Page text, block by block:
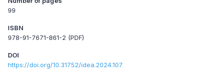
99
ISBN
978-91-7671-861-2 (PDF)
DOI
https://doi.org/10.31752/idea.2024.107